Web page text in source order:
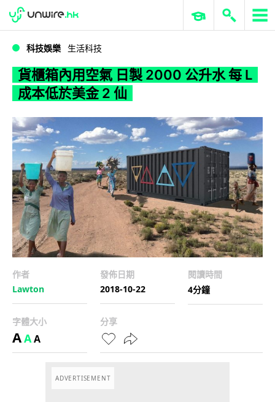
WWDC 2026 ERP 與商業 AI
科技娛樂 生活科技
貨櫃箱內用空氣 日製 2000 公升水 每 L
成本低於美金 2 仙
作者
Lawton
發佈日期
2018-10-22
閱讀時間
4分鐘
字體大小
AAA
分享
ADVERTISEMENT